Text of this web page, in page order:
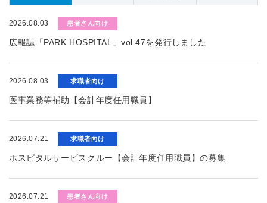
2026.08.03 患者さん向け
広報誌「PARK HOSPITAL」vol.47を発行しました
2026.08.03 求職者向け
医事業務等補助【会計年度任用職員】
2026.07.21 求職者向け
ホスピタルサービスクルー【会計年度任用職員】の募集
2026.07.21 患者さん向け